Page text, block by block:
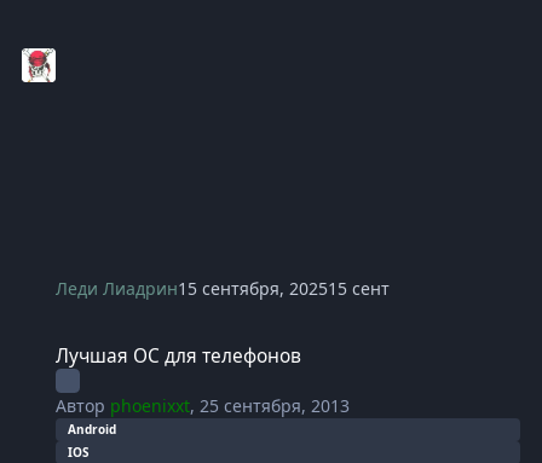
Леди Лиадрин15 сентября, 202515 сент
Лучшая ОС для телефонов
Автор phoenixxt,25 сентября, 2013
Android
IOS